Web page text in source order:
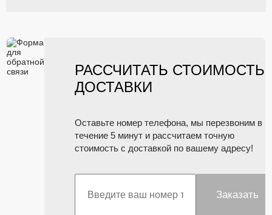
РАССЧИТАТЬ СТОИМОСТЬ
ДОСТАВКИ
Оставьте номер телефона, мы перезвоним в
течение 5 минут и рассчитаем точную
стоимость с доставкой по вашему адресу!
Заказать